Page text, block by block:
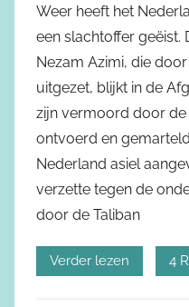
Weer heeft het
een slachtoffer geëist.
Nezam Azimi, die
uitgezet, blijkt in de
zijn vermoord door de
ontvoerd en
Nederland asiel
verzette tegen de
door de Taliban
Verder lezen 4